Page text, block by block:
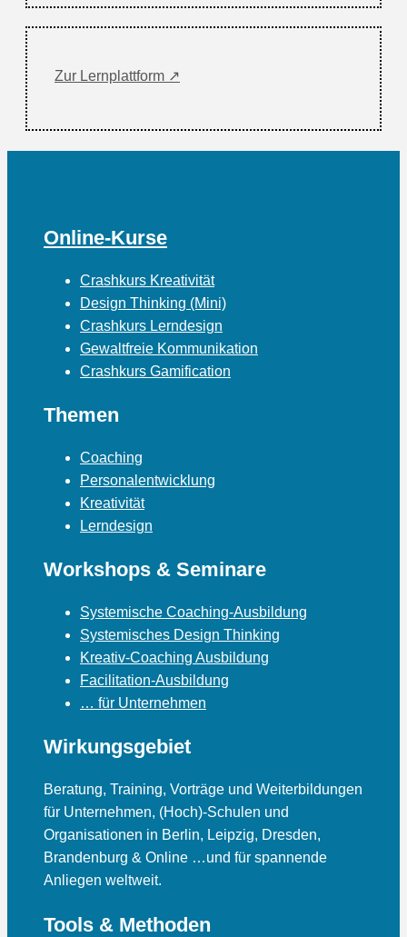
Zur Lernplattform ↗
Online-Kurse
Crashkurs Kreativität
Design Thinking (Mini)
Crashkurs Lerndesign
Gewaltfreie Kommunikation
Crashkurs Gamification
Themen
Coaching
Personalentwicklung
Kreativität
Lerndesign
Workshops & Seminare
Systemische Coaching-Ausbildung
Systemisches Design Thinking
Kreativ-Coaching Ausbildung
Facilitation-Ausbildung
… für Unternehmen
Wirkungsgebiet
Beratung, Training, Vorträge und Weiterbildungen
für Unternehmen, (Hoch)-Schulen und
Organisationen in Berlin, Leipzig, Dresden,
Brandenburg & Online …und für spannende
Anliegen weltweit.
Tools & Methoden